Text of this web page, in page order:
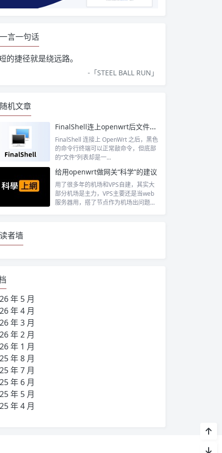
一言一句话
的捷径就是绕远路。
-「STEEL BALL RUN 」
随机文章
FinalShell连上openwrt后文件这里没有显示
FinalShell 连接上 OpenWrt 之后，黑色
的命令行终端可以正常敲命令，但底部
的“文件”列表却是一...
给用openwrt做网关“科学”的建议
用了很多年的机场和VPS自建，其实大
部分机场是主力，VPS主要还是当web
服务器用，搭了节点作为机场出问题时
读者墙
年 5 月
年 4 月
年 3 月
年 2 月
年 1 月
年 8 月
年 7 月
年 6 月
年 5 月
年 4 月